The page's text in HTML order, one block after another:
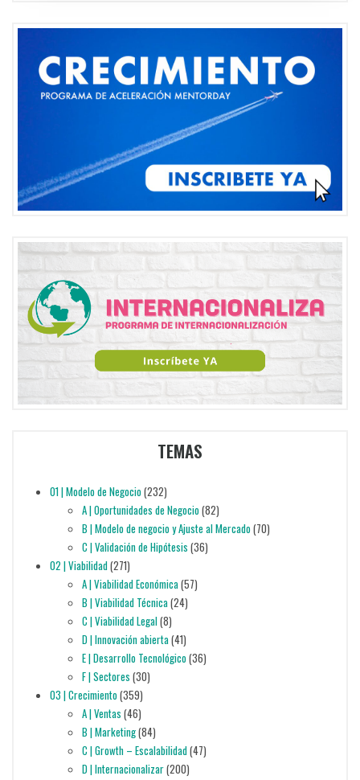
TEMAS
01 | Modelo de Negocio(232)
A | Oportunidades de Negocio(82)
B | Modelo de negocio y Ajuste al Mercado(70)
C | Validación de Hipótesis (36)
02 | Viabilidad(271)
A | Viabilidad Económica(57)
B | Viabilidad Técnica(24)
C | Viabilidad Legal(8)
D | Innovación abierta(41)
E | Desarrollo Tecnológico(36)
F | Sectores (30)
03 | Crecimiento(359)
A | Ventas (46)
B | Marketing(84)
C | Growth – Escalabilidad(47)
D | Internacionalizar(200)